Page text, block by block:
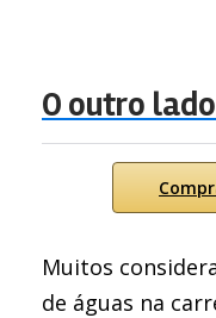
O outro
Muitos
de águas na